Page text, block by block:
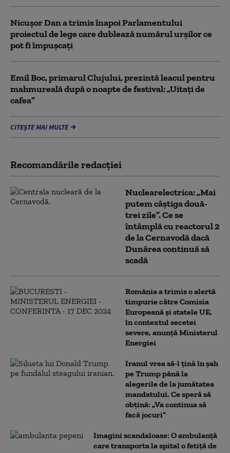
Nicușor Dan a trimis înapoi Parlamentului
proiectul de lege care dublează numărul urșilor ce
pot fi împușcați
Emil Boc, primarul Clujului, prezintă leacul pentru
mahmureală după o noapte de festival: „Uitați de
cafea”
CITEȘTE MAI MULTE
Recomandările redacţiei
Nuclearelectrica: „Mai
putem câștiga două-
trei zile”. Ce se
întâmplă cu reactorul 2
de la Cernavodă dacă
Dunărea continuă să
scadă
România a trimis o alertă
timpurie către Comisia
Europeană și statele UE,
în contextul secetei
severe, anunță Ministerul
Energiei
Iranul vrea să-l țină în șah
pe Trump până la
alegerile de la jumătatea
mandatului. Ce speră să
obțină: „Va continua să
facă jocuri”
Imagini scandaloase: O ambulanță
care transporta la spital o fetiță de